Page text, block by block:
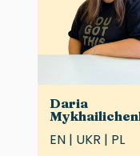
Daria
EN | UKR | PL